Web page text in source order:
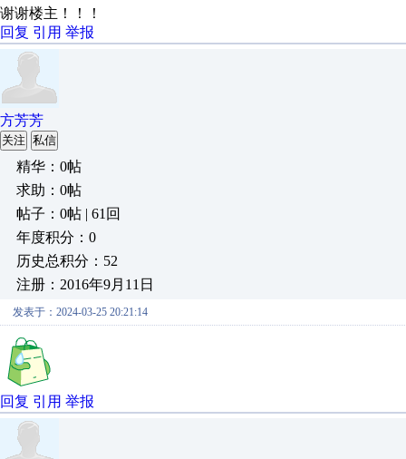
谢谢楼主！！！
回复 引用 举报
方芳芳
关注 私信
精华：0帖
求助：0帖
帖子：0帖 | 61回
年度积分：0
历史总积分：52
注册：2016年9月11日
发表于：2024-03-25 20:21:14
回复 引用 举报